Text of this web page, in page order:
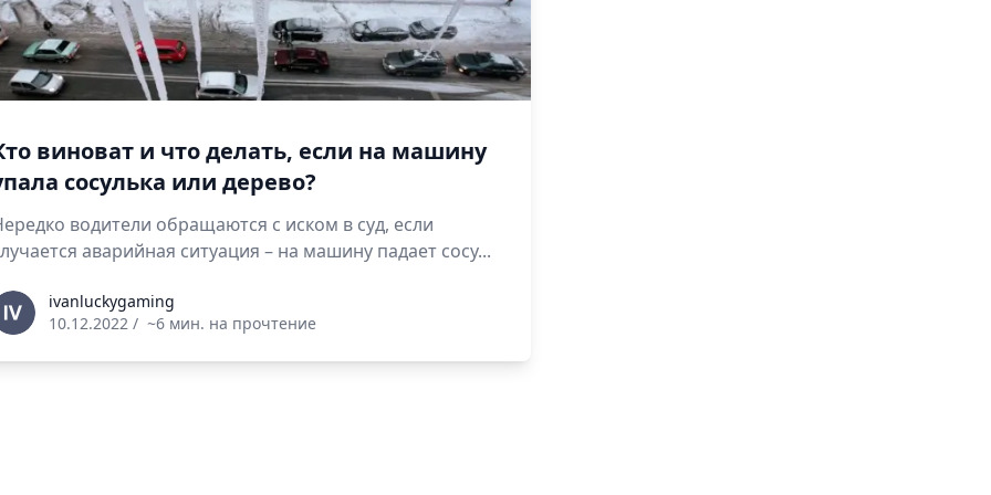
виноват и что делать, если на машину
сосулька или дерево?
водители обращаются с иском в суд, если
аварийная ситуация – на машину падает сосу...
ivanluckygaming
10.12.2022 / ~6 мин. на прочтение